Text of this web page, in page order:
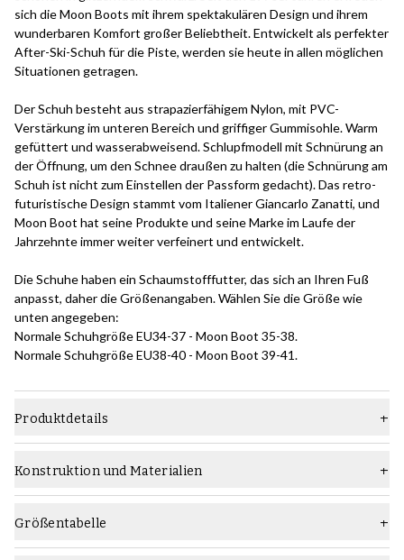
sich die Moon Boots mit ihrem spektakulären Design und ihrem
wunderbaren Komfort großer Beliebtheit. Entwickelt als perfekter
After-Ski-Schuh für die Piste, werden sie heute in allen möglichen
Situationen getragen.
Der Schuh besteht aus strapazierfähigem Nylon, mit PVC-
Verstärkung im unteren Bereich und griffiger Gummisohle. Warm
gefüttert und wasserabweisend. Schlupfmodell mit Schnürung an
der Öffnung, um den Schnee draußen zu halten (die Schnürung am
Schuh ist nicht zum Einstellen der Passform gedacht). Das retro-
futuristische Design stammt vom Italiener Giancarlo Zanatti, und
Moon Boot hat seine Produkte und seine Marke im Laufe der
Jahrzehnte immer weiter verfeinert und entwickelt.
Die Schuhe haben ein Schaumstofffutter, das sich an Ihren Fuß
anpasst, daher die Größenangaben. Wählen Sie die Größe wie
unten angegeben:
Normale Schuhgröße EU34-37 - Moon Boot 35-38.
Normale Schuhgröße EU38-40 - Moon Boot 39-41.
Produktdetails
Typ Stiefel
Weite F (Standard)
Konstruktion und Materialien
Die geklebte Konstruktion ist die einfachste
Konstruktionsmethode für Schuhe. Dabei wird das Obermaterial
Größentabelle